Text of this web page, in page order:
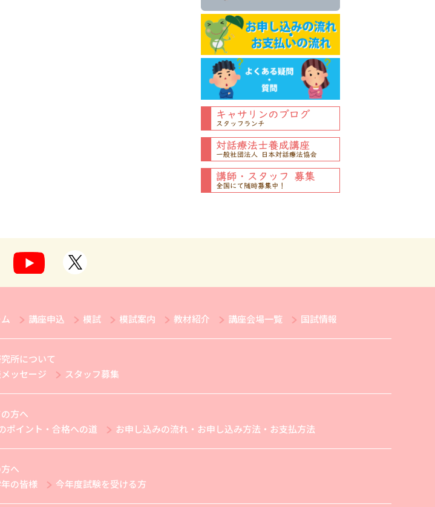
講座申込 模試 模試案内 教材紹介 講座会場一覧 国試情報
所について
ッセージ
スタッフ募集
方へ
ポイント・合格への道
お申し込みの流れ・お申し込み方法・お支払方法
へ
の皆様
今年度試験を受ける方